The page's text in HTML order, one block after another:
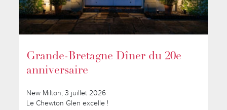
Grande-Bretagne Dîner du 20e
anniversaire
New Milton, 3 juillet 2026
Le Chewton Glen excelle !